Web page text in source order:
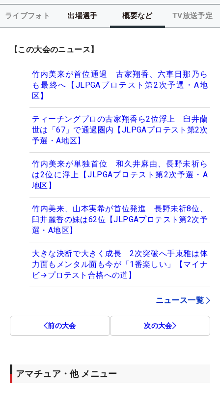
ライブフォト 出場選手 概要など TV放送予定
【この大会のニュース】
竹内美来が首位通過 古家翔香、六車日那乃ら
も最終へ【JLPGAプロテスト第2次予選・A地
区】
ティーチングプロの古家翔香ら2位浮上 臼井蘭
世は「67」で通過圏内【JLPGAプロテスト第2次
予選・A地区】
竹内美来が単独首位 和久井麻由、長野未祈ら
は2位に浮上【JLPGAプロテスト第2次予選・A
地区】
竹内美来、山本実希が首位発進 長野未祈8位、
臼井麗香の妹は62位【JLPGAプロテスト第2次予
選・A地区】
大きな決断で大きく成長 2次突破へ手束雅は体
力面もメンタル面も今が「1番楽しい」【マイナ
ビ→プロテスト合格への道】
ニュース一覧
前の大会 次の大会
アマチュア・他 メニュー